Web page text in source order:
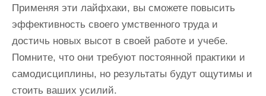
Применяя эти лайфхаки, вы сможете повысить
эффективность своего умственного труда и
достичь новых высот в своей работе и учебе.
Помните, что они требуют постоянной практики и
самодисциплины, но результаты будут ощутимы и
стоить ваших усилий.